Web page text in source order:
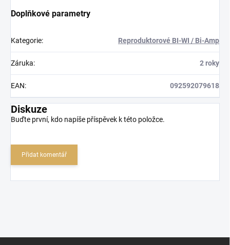
Doplňkové parametry
Kategorie: Reproduktorové BI-WI / Bi-Amp
Záruka: 2 roky
EAN: 092592079618
Diskuze
Buďte první, kdo napíše příspěvek k této položce.
Přidat komentář